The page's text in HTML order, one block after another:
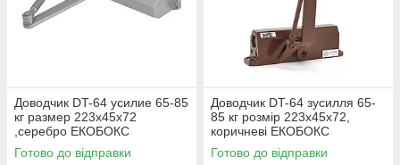
Доводчик DT-64 усилие 65-85
кг размер 223x45x72
,серебро ЕКОБОКС
Готово до відправки
Доводчик DT-64 зусилля 65-
85 кг розмір 223x45x72,
коричневі ЕКОБОКС
Готово до відправки